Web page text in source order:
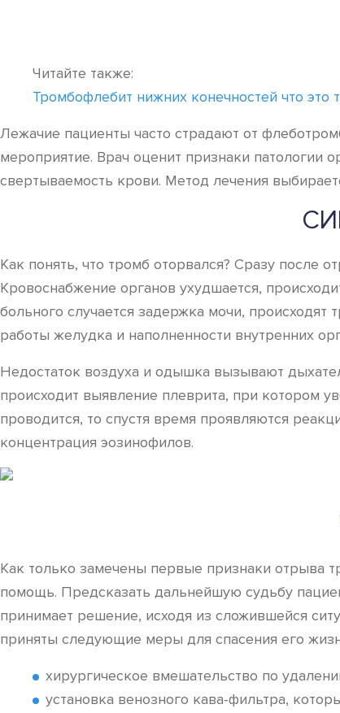
Читайте также:
Тромбофлебит нижних конечностей что это
Лежачие пациенты часто страдают от
мероприятие. Врач оценит признаки патологии
свертываемость крови. Метод лечения
Как понять, что тромб оторвался? Сразу после
Кровоснабжение органов ухудшается,
больного случается задержка мочи,
работы желудка и наполненности внутренних
Недостаток воздуха и одышка вызывают
происходит выявление плеврита, при котором
проводится, то спустя время проявляются
концентрация эозинофилов.
Как только замечены первые признаки отрыва
помощь. Предсказать дальнейшую судьбу
принимает решение, исходя из сложившейся
приняты следующие меры для спасения его
хирургическое вмешательство по
установка венозного кава-фильтра,